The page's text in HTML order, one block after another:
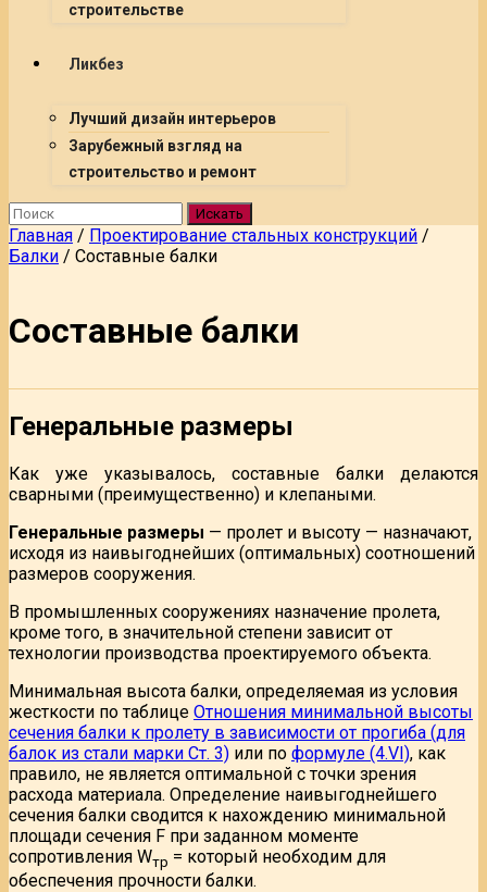
строительстве
Ликбез
Лучший дизайн интерьеров
Зарубежный взгляд на
строительство и ремонт
Искать
Главная / Проектирование стальных конструкций /
Балки / Составные балки
Составные балки
Генеральные размеры
Как уже указывалось, составные балки делаются
сварными (преимущественно) и клепаными.
Генеральные размеры — пролет и высоту — назначают,
исходя из наивыгоднейших (оптимальных) соотношений
размеров сооружения.
В промышленных сооружениях назначение пролета,
кроме того, в значительной степени зависит от
технологии производства проектируемого объекта.
Минимальная высота балки, определяемая из условия
жесткости по таблице Отношения минимальной высоты
сечения балки к пролету в зависимости от прогиба (для
балок из стали марки Ст. 3) или по формуле (4.VI), как
правило, не является оптимальной с точки зрения
расхода материала. Определение наивыгоднейшего
сечения балки сводится к нахождению минимальной
площади сечения F при заданном моменте
сопротивления Wтр = который необходим для
обеспечения прочности балки.